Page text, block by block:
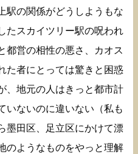
駅の関係がどうしようもな
たスカイツリー駅の呪われ
都営の相性の悪さ、カオス
た者にとっては驚きと困惑
、地元の人はきっと都市計
いないのに違いない（私も
墨田区、足立区にかけて漂
のようなものをやっと理解